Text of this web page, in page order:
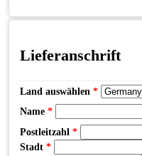
Lieferanschrift
Land auswählen *
Name *
Postleitzahl *
Stadt *